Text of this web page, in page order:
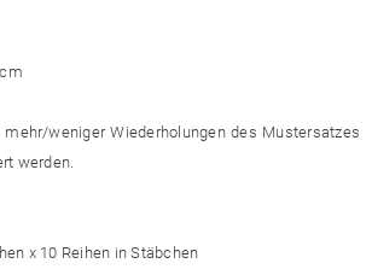
mehr/weniger Wiederholungen des Mustersatzes
werden.
x 10 Reihen in Stäbchen